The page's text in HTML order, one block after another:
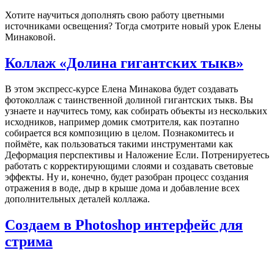
Хотите научиться дополнять свою работу цветными
источниками освещения? Тогда смотрите новый урок Елены
Минаковой.
Коллаж «Долина гигантских тыкв»
В этом экспресс-курсе Елена Минакова будет создавать
фотоколлаж с таинственной долиной гигантских тыкв. Вы
узнаете и научитесь тому, как собирать объекты из нескольких
исходников, например домик смотрителя, как поэтапно
собирается вся композицию в целом. Познакомитесь и
поймёте, как пользоваться такими инструментами как
Деформация перспективы и Наложение Если. Потренируетесь
работать с корректирующими слоями и создавать световые
эффекты. Ну и, конечно, будет разобран процесс создания
отражения в воде, дыр в крыше дома и добавление всех
дополнительных деталей коллажа.
Создаем в Photoshop интерфейс для
стрима